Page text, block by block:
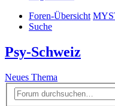
Foren-Übersicht
Suche
Psy-Schweiz
Neues Thema